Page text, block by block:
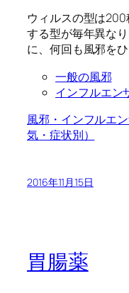
ウィルスの型は
する型が毎年異な
に、何回も風邪を
一般の風邪
インフルエン
風邪・インフルエ
気・症状別）
2016年11月15日
胃腸薬